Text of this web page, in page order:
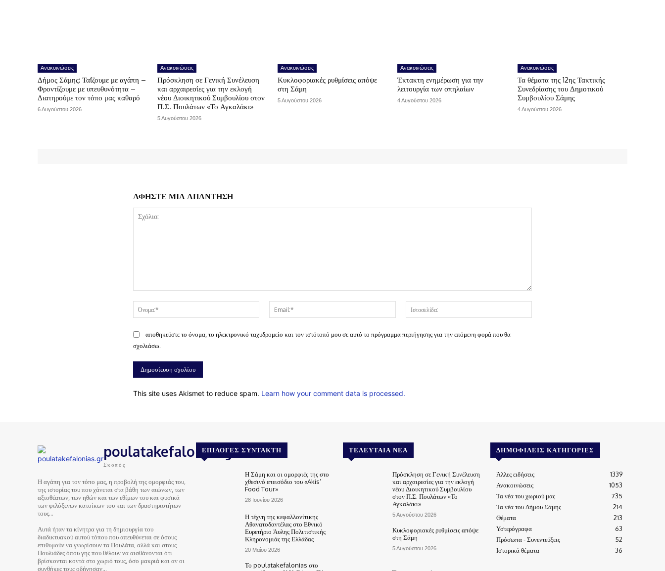
Ανακοινώσεις
Δήμος Σάμης: Ταΐζουμε με αγάπη –
Φροντίζουμε με υπευθυνότητα –
Διατηρούμε τον τόπο μας καθαρό
6 Αυγούστου 2026
Ανακοινώσεις
Πρόσκληση σε Γενική Συνέλευση
και αρχαιρεσίες για την εκλογή
νέου Διοικητικού Συμβουλίου στον
Π.Σ. Πουλάτων «Το Αγκαλάκι»
5 Αυγούστου 2026
Ανακοινώσεις
Κυκλοφοριακές ρυθμίσεις απόψε
στη Σάμη
5 Αυγούστου 2026
Ανακοινώσεις
Έκτακτη ενημέρωση για την
λειτουργία των σπηλαίων
4 Αυγούστου 2026
Ανακοινώσεις
Τα θέματα της 12ης Τακτικής
Συνεδρίασης του Δημοτικού
Συμβουλίου Σάμης
4 Αυγούστου 2026
ΑΦΗΣΤΕ ΜΙΑ ΑΠΑΝΤΗΣΗ
Όνομα:*
Email:*
αποθηκεύστε το όνομα, το ηλεκτρονικό ταχυδρομείο και τον ιστότοπό μου σε αυτό το πρόγραμμα περιήγησης για την επόμενη φορά που θα
σχολιάσω.
This site uses Akismet to reduce spam. Learn how your comment data is processed.
poulatakefalonias.gr
Σκοπός
Η αγάπη για τον τόπο μας, η προβολή της ομορφιάς του,
της ιστορίας του που χάνεται στα βάθη των αιώνων, των
αξιοθέατων, των ηθών και των εθίμων του και φυσικά
των φιλόξενων κατοίκων του και των δραστηριοτήτων
τους…
Αυτά ήταν τα κίνητρα για τη δημιουργία του
διαδικτυακού αυτού τόπου που απευθύνεται σε όσους
επιθυμούν να γνωρίσουν τα Πουλάτα, αλλά και στους
Πουλιάδες όπου γης που θέλουν να αισθάνονται ότι
βρίσκονται κοντά στο χωριό τους, όσο μακριά και αν οι
συνθήκες τους οδήγησαν…
ΕΠΙΛΟΓΈΣ ΣΥΝΤΆΚΤΗ
Η Σάμη και οι ομορφιές της στο
χθεσινό επεισόδιο του «Akis’
Food Tour»
28 Ιουνίου 2026
Η τέχνη της κεφαλλονίτικης
Αθανατοδαντέλας στο Εθνικό
Ευρετήριο Άυλης Πολιτιστικής
Κληρονομιάς της Ελλάδας
20 Μαΐου 2026
Το poulatakefalonias στο
ΤΕΛΕΥΤΑΊΑ ΝΈΑ
Πρόσκληση σε Γενική Συνέλευση
και αρχαιρεσίες για την εκλογή
νέου Διοικητικού Συμβουλίου
στον Π.Σ. Πουλάτων «Το
Αγκαλάκι»
5 Αυγούστου 2026
Κυκλοφοριακές ρυθμίσεις απόψε
στη Σάμη
5 Αυγούστου 2026
ΔΗΜΟΦΙΛΕΊΣ ΚΑΤΗΓΟΡΊΕΣ
Άλλες ειδήσεις
1339
Ανακοινώσεις
1053
Τα νέα του χωριού μας
735
Τα νέα του Δήμου Σάμης
214
Θέματα
213
Υστερόγραφα
63
Πρόσωπα - Συνεντεύξεις
52
Ιστορικά θέματα
36